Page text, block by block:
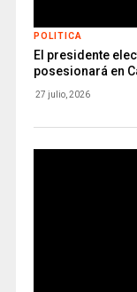
POLITICA
El presidente
posesionará en
27 julio, 2026